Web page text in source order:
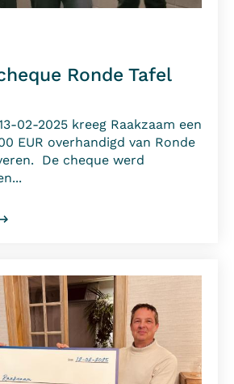
Ronde Tafel
02-2025 kreeg Raakzaam een
EUR overhandigd van Ronde
De cheque werd